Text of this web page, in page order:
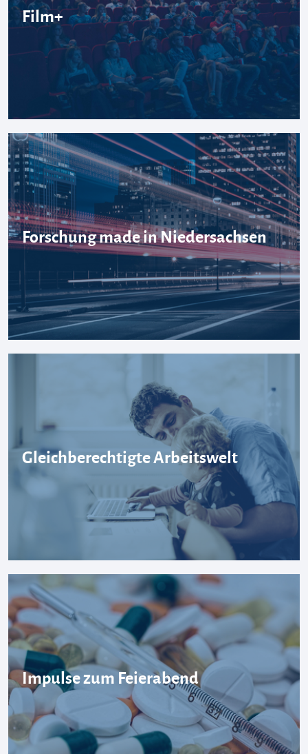
Film+
Forschung made in Niedersachsen
Gleichberechtigte Arbeitswelt
Impulse zum Feierabend